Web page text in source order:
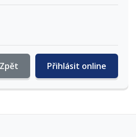
Přihlásit online
Zpět